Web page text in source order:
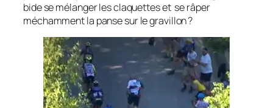
bide se mélanger les claquettes et se râper
méchamment la panse sur le gravillon ?